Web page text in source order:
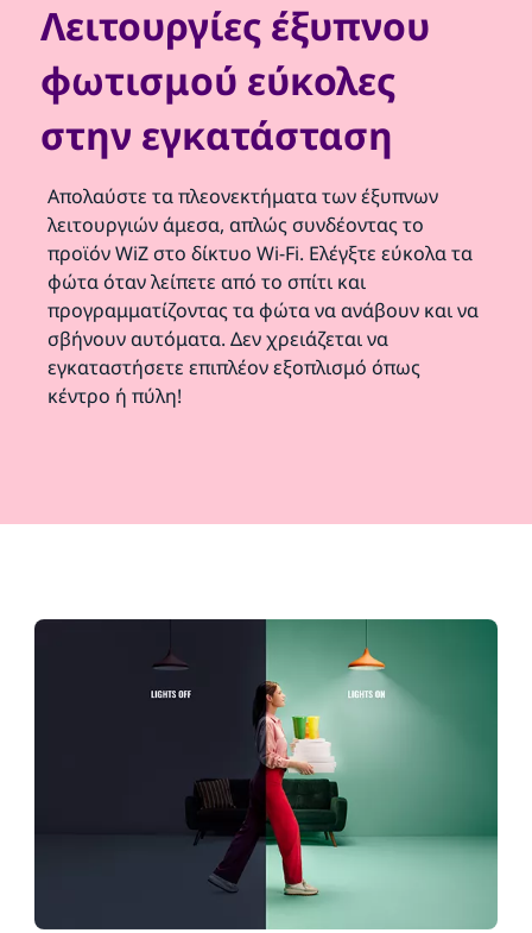
Λειτουργίες έξυπνου
φωτισμού εύκολες
στην εγκατάσταση
Απολαύστε τα πλεονεκτήματα των έξυπνων
λειτουργιών άμεσα, απλώς συνδέοντας το
προϊόν WiZ στο δίκτυο Wi-Fi. Ελέγξτε εύκολα τα
φώτα όταν λείπετε από το σπίτι και
προγραμματίζοντας τα φώτα να ανάβουν και να
σβήνουν αυτόματα. Δεν χρειάζεται να
εγκαταστήσετε επιπλέον εξοπλισμό όπως
κέντρο ή πύλη!